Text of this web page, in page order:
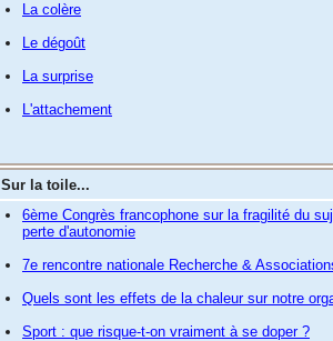
La colère
Le dégoût
La surprise
L'attachement
Sur la toile...
6ème Congrès francophone sur la fragilité du
perte d'autonomie
7e rencontre nationale Recherche &
Quels sont les effets de la chaleur sur notre
Sport : que risque-t-on vraiment à se doper ?